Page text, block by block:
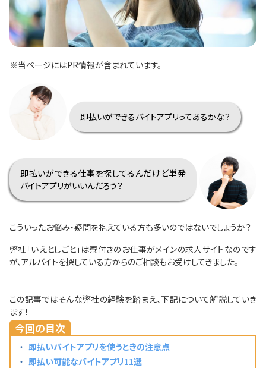
※当ページにはPR情報が含まれています。
即払いができるバイトアプリってあるかな？
即払いができる仕事を探してるんだけど単発
バイトアプリがいいんだろう？
こういったお悩み・疑問を抱えている方も多いのではないでしょうか？
弊社「いえとしごと」は寮付きのお仕事がメインの求人サイトなのです
が、アルバイトを探している方からのご相談もお受けしてきました。
この記事ではそんな弊社の経験を踏まえ、下記について解説していき
ます！
今回の目次
即払いバイトアプリを使うときの注意点
即払い可能なバイトアプリ11選